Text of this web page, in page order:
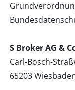
S Broker AG &
Carl-Bosch-
65203 Wiesbaden